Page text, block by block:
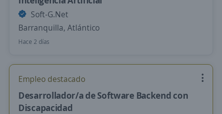
Soft-G.Net
Barranquilla, Atlántico
Hace 2 días
Empleo destacado
Desarrollador/a de Software Backend con
Discapacidad